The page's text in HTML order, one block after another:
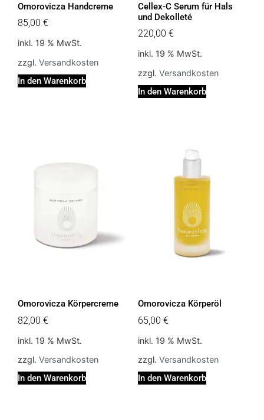
Omorovicza Handcreme
85,00 €
inkl. 19 % MwSt.
zzgl. Versandkosten
In den Warenkorb
Cellex-C Serum für Hals
und Dekolleté
220,00 €
inkl. 19 % MwSt.
zzgl. Versandkosten
In den Warenkorb
Omorovicza Körpercreme
82,00 €
inkl. 19 % MwSt.
zzgl. Versandkosten
In den Warenkorb
Omorovicza Körperöl
65,00 €
inkl. 19 % MwSt.
zzgl. Versandkosten
In den Warenkorb